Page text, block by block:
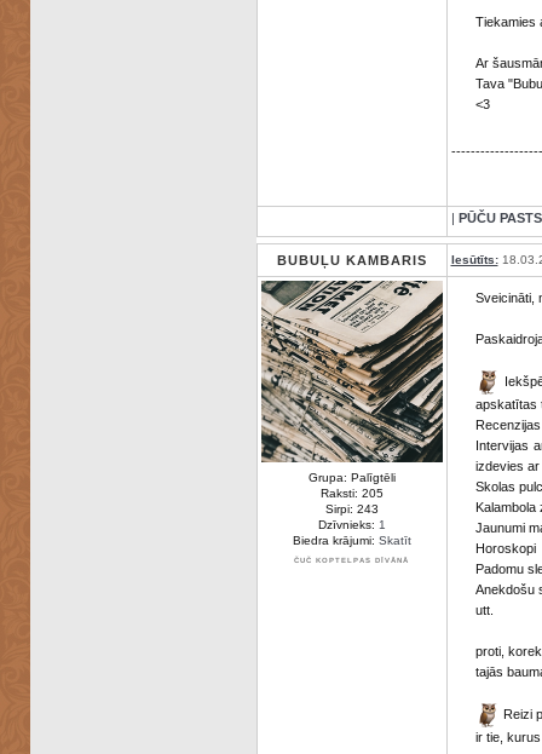
Tiekamies
Ar
Tava
<3
| PŪČU PASTS
BUBUĻU KAMBARIS Iesūtīts:
Grupa: Palīgtēli
Raksti: 205
Sirpi: 243
Dzīvnieks: 1
Biedra krājumi: Skatīt
ČUČ KOPTELPAS DĪVĀNĀ
Sveicināti,
apskatītas
Intervijas
izdevies
Skolas
Kalambola
Jaunumi
Horoskopi
Padomu
Anekdošu
utt.
proti,
tajās
Reizi
ir tie,